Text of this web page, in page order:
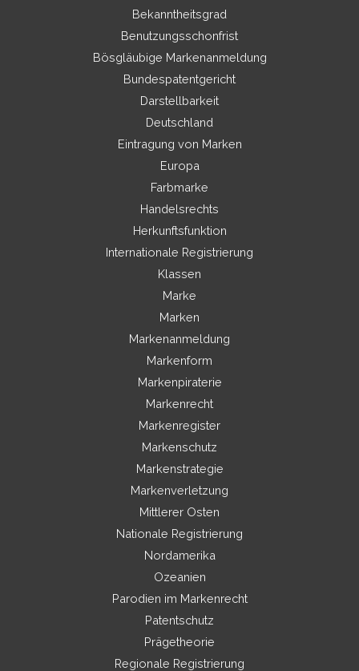
Bekanntheitsgrad
Benutzungsschonfrist
Bösgläubige Markenanmeldung
Bundespatentgericht
Darstellbarkeit
Deutschland
Eintragung von Marken
Europa
Farbmarke
Handelsrechts
Herkunftsfunktion
Internationale Registrierung
Klassen
Marke
Marken
Markenanmeldung
Markenform
Markenpiraterie
Markenrecht
Markenregister
Markenschutz
Markenstrategie
Markenverletzung
Mittlerer Osten
Nationale Registrierung
Nordamerika
Ozeanien
Parodien im Markenrecht
Patentschutz
Prägetheorie
Regionale Registrierung